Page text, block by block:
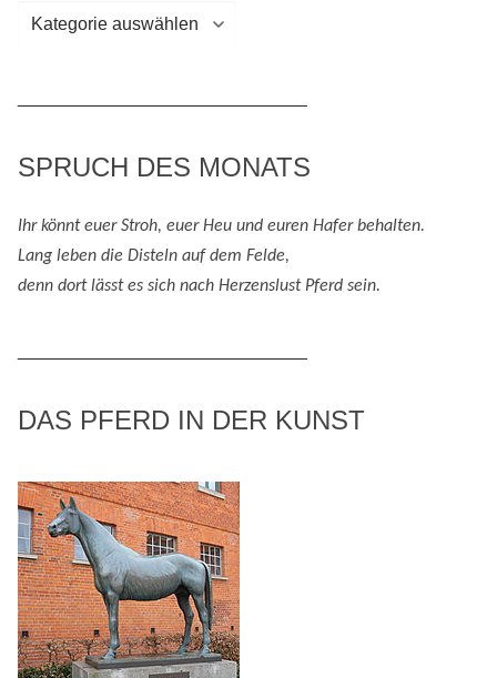
Kategorien
SPRUCH DES MONATS
Ihr könnt euer Stroh, euer Heu und euren Hafer behalten.
Lang leben die Disteln auf dem Felde,
denn dort lässt es sich nach Herzenslust Pferd sein.
DAS PFERD IN DER KUNST